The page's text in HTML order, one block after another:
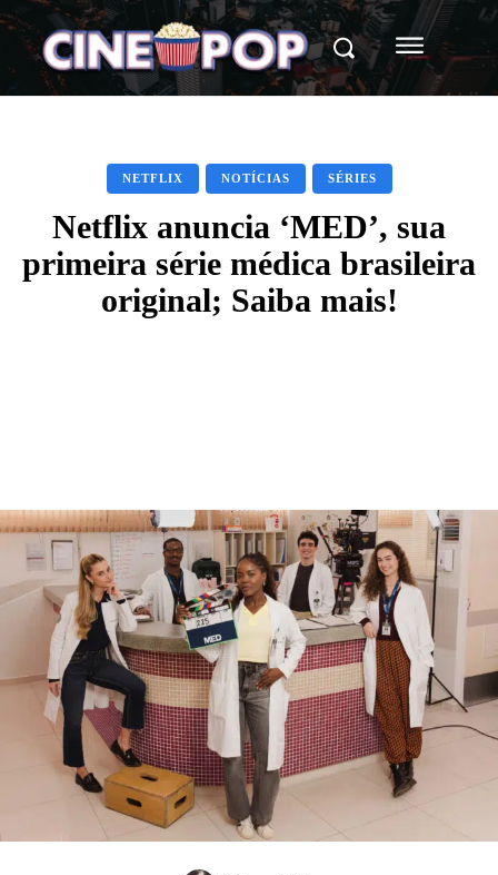
NETFLIX NOTÍCIAS SÉRIES
Netflix anuncia ‘MED’, sua
primeira série médica brasileira
original; Saiba mais!